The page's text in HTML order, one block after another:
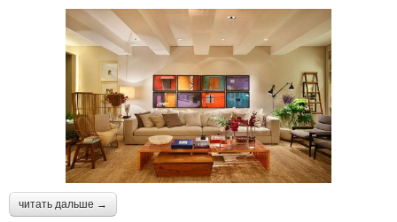
читать дальше →